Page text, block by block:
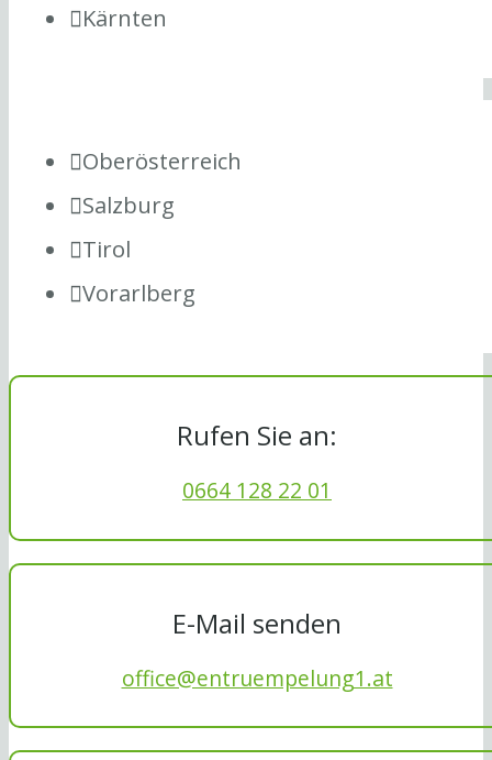
Kärnten
Oberösterreich
Salzburg
Tirol
Vorarlberg
Rufen Sie an:
0664 128 22 01
E-Mail senden
office@entruempelung1.at